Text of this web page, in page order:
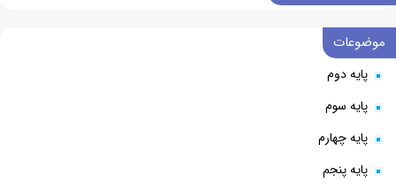
موضوعات
پایه دوم
پایه سوم
پایه چهارم
پایه پنجم